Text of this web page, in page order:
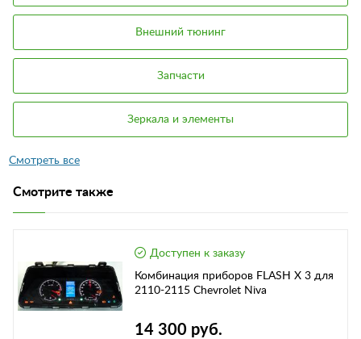
Внешний тюнинг
Запчасти
Зеркала и элементы
Смотрите также
Доступен к заказу
Комбинация приборов FLASH X 3 для
2110-2115 Chevrolet Niva
14 300 руб.